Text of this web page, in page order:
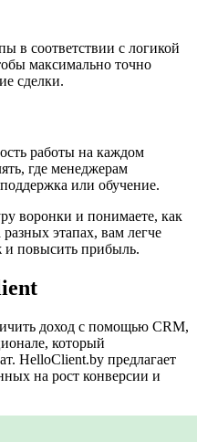
в соответствии с логикой
максимально точно
сделки.
работы на каждом
где менеджерам
или обучение.
воронки и понимаете, как
этапах, вам легче
и повысить прибыль.
доход с помощью CRM,
который
HelloClient.by предлагает
на рост конверсии и